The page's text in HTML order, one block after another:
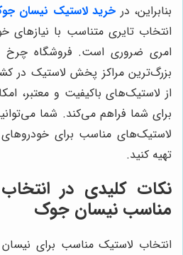
بنابراین، در خرید لاستیک نیسان
انتخاب تایری متناسب با نیازهای
امری ضروری است. فروشگاه چرخ
بزرگ‌ترین مراکز پخش لاستیک در
از لاستیک‌های باکیفیت و معتبر،
برای شما فراهم می‌کند. شما
لاستیک‌های مناسب برای
تهیه کنید.
نکات کلیدی در
مناسب نیسان جوک
انتخاب لاستیک مناسب برای